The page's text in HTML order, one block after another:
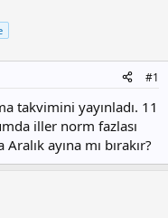
#1
takvimini yayınladı. 11
iller norm fazlası
ayına mı bırakır?